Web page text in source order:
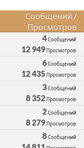
Сообщений /
Просмотров
4Сообщений
12 949 Просмотров
6Сообщений
12 435 Просмотров
3Сообщений
8 352 Просмотров
2Сообщений
8 279 Просмотров
8Сообщений